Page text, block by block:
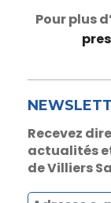
Pour plus
Recevez
actualités
de Villiers